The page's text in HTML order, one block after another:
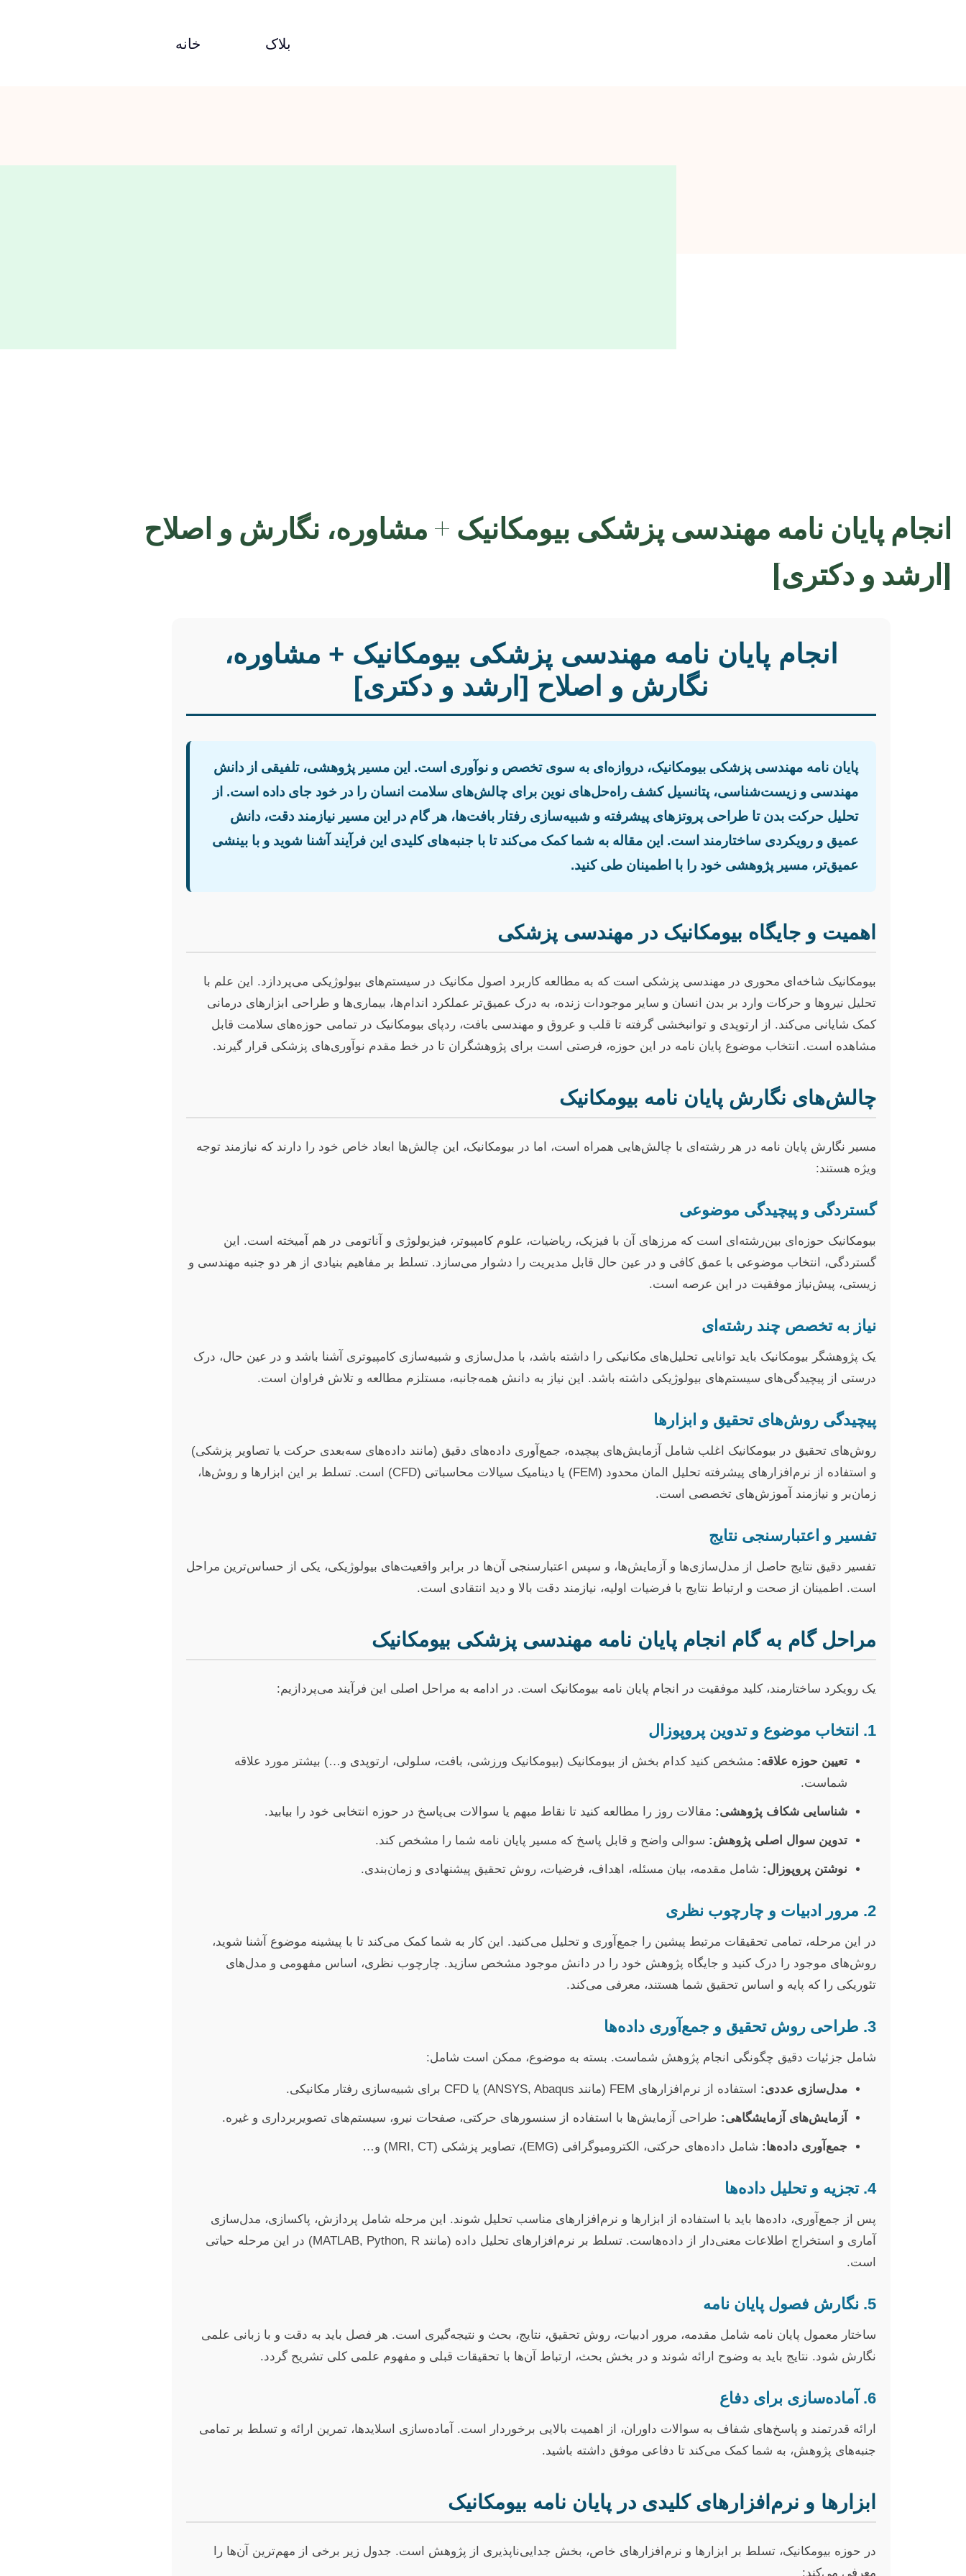
خانه بلاک
انجام پایان نامه مهندسی پزشکی بیومکانیک + مشاوره، نگارش و اصلاح
[ارشد و دکتری]
انجام پایان نامه مهندسی پزشکی بیومکانیک + مشاوره،
نگارش و اصلاح [ارشد و دکتری]
پایان نامه مهندسی پزشکی بیومکانیک، دروازه‌ای به سوی تخصص و نوآوری است. این مسیر پژوهشی، تلفیقی از دانش
مهندسی و زیست‌شناسی، پتانسیل کشف راه‌حل‌های نوین برای چالش‌های سلامت انسان را در خود جای داده است. از
تحلیل حرکت بدن تا طراحی پروتزهای پیشرفته و شبیه‌سازی رفتار بافت‌ها، هر گام در این مسیر نیازمند دقت، دانش
عمیق و رویکردی ساختارمند است. این مقاله به شما کمک می‌کند تا با جنبه‌های کلیدی این فرآیند آشنا شوید و با بینشی
عمیق‌تر، مسیر پژوهشی خود را با اطمینان طی کنید.
اهمیت و جایگاه بیومکانیک در مهندسی پزشکی
بیومکانیک شاخه‌ای محوری در مهندسی پزشکی است که به مطالعه کاربرد اصول مکانیک در سیستم‌های بیولوژیکی می‌پردازد. این علم با
تحلیل نیروها و حرکات وارد بر بدن انسان و سایر موجودات زنده، به درک عمیق‌تر عملکرد اندام‌ها، بیماری‌ها و طراحی ابزارهای درمانی
کمک شایانی می‌کند. از ارتوپدی و توانبخشی گرفته تا قلب و عروق و مهندسی بافت، ردپای بیومکانیک در تمامی حوزه‌های سلامت قابل
مشاهده است. انتخاب موضوع پایان نامه در این حوزه، فرصتی است برای پژوهشگران تا در خط مقدم نوآوری‌های پزشکی قرار گیرند.
چالش‌های نگارش پایان نامه بیومکانیک
مسیر نگارش پایان نامه در هر رشته‌ای با چالش‌هایی همراه است، اما در بیومکانیک، این چالش‌ها ابعاد خاص خود را دارند که نیازمند توجه
ویژه هستند:
گستردگی و پیچیدگی موضوعی
بیومکانیک حوزه‌ای بین‌رشته‌ای است که مرزهای آن با فیزیک، ریاضیات، علوم کامپیوتر، فیزیولوژی و آناتومی در هم آمیخته است. این
گستردگی، انتخاب موضوعی با عمق کافی و در عین حال قابل مدیریت را دشوار می‌سازد. تسلط بر مفاهیم بنیادی از هر دو جنبه مهندسی و
زیستی، پیش‌نیاز موفقیت در این عرصه است.
نیاز به تخصص چند رشته‌ای
یک پژوهشگر بیومکانیک باید توانایی تحلیل‌های مکانیکی را داشته باشد، با مدل‌سازی و شبیه‌سازی کامپیوتری آشنا باشد و در عین حال، درک
درستی از پیچیدگی‌های سیستم‌های بیولوژیکی داشته باشد. این نیاز به دانش همه‌جانبه، مستلزم مطالعه و تلاش فراوان است.
پیچیدگی روش‌های تحقیق و ابزارها
روش‌های تحقیق در بیومکانیک اغلب شامل آزمایش‌های پیچیده، جمع‌آوری داده‌های دقیق (مانند داده‌های سه‌بعدی حرکت یا تصاویر پزشکی)
و استفاده از نرم‌افزارهای پیشرفته تحلیل المان محدود (FEM) یا دینامیک سیالات محاسباتی (CFD) است. تسلط بر این ابزارها و روش‌ها،
زمان‌بر و نیازمند آموزش‌های تخصصی است.
تفسیر و اعتبارسنجی نتایج
تفسیر دقیق نتایج حاصل از مدل‌سازی‌ها و آزمایش‌ها، و سپس اعتبارسنجی آن‌ها در برابر واقعیت‌های بیولوژیکی، یکی از حساس‌ترین مراحل
است. اطمینان از صحت و ارتباط نتایج با فرضیات اولیه، نیازمند دقت بالا و دید انتقادی است.
مراحل گام به گام انجام پایان نامه مهندسی پزشکی بیومکانیک
یک رویکرد ساختارمند، کلید موفقیت در انجام پایان نامه بیومکانیک است. در ادامه به مراحل اصلی این فرآیند می‌پردازیم:
1. انتخاب موضوع و تدوین پروپوزال
تعیین حوزه علاقه: مشخص کنید کدام بخش از بیومکانیک (بیومکانیک ورزشی، بافت، سلولی، ارتوپدی و…) بیشتر مورد علاقه
شماست.
شناسایی شکاف پژوهشی: مقالات روز را مطالعه کنید تا نقاط مبهم یا سوالات بی‌پاسخ در حوزه انتخابی خود را بیابید.
تدوین سوال اصلی پژوهش: سوالی واضح و قابل پاسخ که مسیر پایان نامه شما را مشخص کند.
نوشتن پروپوزال: شامل مقدمه، بیان مسئله، اهداف، فرضیات، روش تحقیق پیشنهادی و زمان‌بندی.
2. مرور ادبیات و چارچوب نظری
در این مرحله، تمامی تحقیقات مرتبط پیشین را جمع‌آوری و تحلیل می‌کنید. این کار به شما کمک می‌کند تا با پیشینه موضوع آشنا شوید،
روش‌های موجود را درک کنید و جایگاه پژوهش خود را در دانش موجود مشخص سازید. چارچوب نظری، اساس مفهومی و مدل‌های
تئوریکی را که پایه و اساس تحقیق شما هستند، معرفی می‌کند.
3. طراحی روش تحقیق و جمع‌آوری داده‌ها
شامل جزئیات دقیق چگونگی انجام پژوهش شماست. بسته به موضوع، ممکن است شامل:
مدل‌سازی عددی: استفاده از نرم‌افزارهای FEM (مانند ANSYS, Abaqus) یا CFD برای شبیه‌سازی رفتار مکانیکی.
آزمایش‌های آزمایشگاهی: طراحی آزمایش‌ها با استفاده از سنسورهای حرکتی، صفحات نیرو، سیستم‌های تصویربرداری و غیره.
جمع‌آوری داده‌ها: شامل داده‌های حرکتی، الکترومیوگرافی (EMG)، تصاویر پزشکی (MRI, CT) و…
4. تجزیه و تحلیل داده‌ها
پس از جمع‌آوری، داده‌ها باید با استفاده از ابزارها و نرم‌افزارهای مناسب تحلیل شوند. این مرحله شامل پردازش، پاکسازی، مدل‌سازی
آماری و استخراج اطلاعات معنی‌دار از داده‌هاست. تسلط بر نرم‌افزارهای تحلیل داده (مانند MATLAB, Python, R) در این مرحله حیاتی
است.
5. نگارش فصول پایان نامه
ساختار معمول پایان نامه شامل مقدمه، مرور ادبیات، روش تحقیق، نتایج، بحث و نتیجه‌گیری است. هر فصل باید به دقت و با زبانی علمی
نگارش شود. نتایج باید به وضوح ارائه شوند و در بخش بحث، ارتباط آن‌ها با تحقیقات قبلی و مفهوم علمی کلی تشریح گردد.
6. آماده‌سازی برای دفاع
ارائه قدرتمند و پاسخ‌های شفاف به سوالات داوران، از اهمیت بالایی برخوردار است. آماده‌سازی اسلایدها، تمرین ارائه و تسلط بر تمامی
جنبه‌های پژوهش، به شما کمک می‌کند تا دفاعی موفق داشته باشید.
ابزارها و نرم‌افزارهای کلیدی در پایان نامه بیومکانیک
در حوزه بیومکانیک، تسلط بر ابزارها و نرم‌افزارهای خاص، بخش جدایی‌ناپذیری از پژوهش است. جدول زیر برخی از مهم‌ترین آن‌ها را
معرفی می‌کند: